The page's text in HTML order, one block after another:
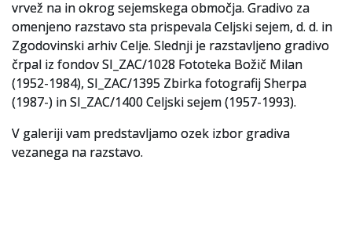
vrvež na in okrog sejemskega območja. Gradivo za
omenjeno razstavo sta prispevala Celjski sejem, d. d. in
Zgodovinski arhiv Celje. Slednji je razstavljeno gradivo
črpal iz fondov SI_ZAC/1028 Fototeka Božič Milan
(1952-1984), SI_ZAC/1395 Zbirka fotografij Sherpa
(1987-) in SI_ZAC/1400 Celjski sejem (1957-1993).
V galeriji vam predstavljamo ozek izbor gradiva
vezanega na razstavo.